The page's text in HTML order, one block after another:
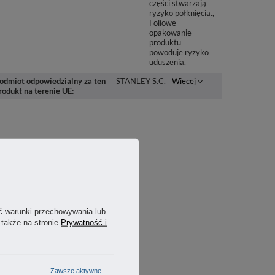
części stwarzają
ryzyko połknięcia.
Foliowe
opakowanie
produktu
powoduje ryzyko
uduszenia.
odpowiedzialny za ten
na terenie UE
STANLEY S.C. Więcej
warunki przechowywania lub
na stronie Prywatność i
Zawsze aktywne